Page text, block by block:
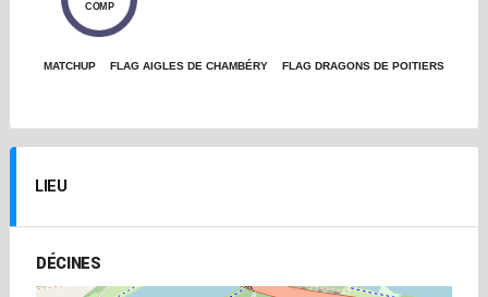
COMP
MATCHUP FLAG AIGLES DE CHAMBÉRY FLAG DRAGONS DE POITIERS
LIEU
DÉCINES